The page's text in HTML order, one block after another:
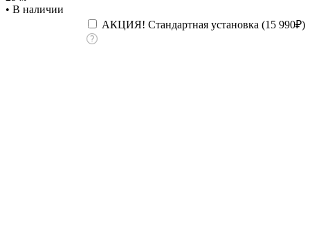
• В наличии
АКЦИЯ! Стандартная установка (15 990₽)